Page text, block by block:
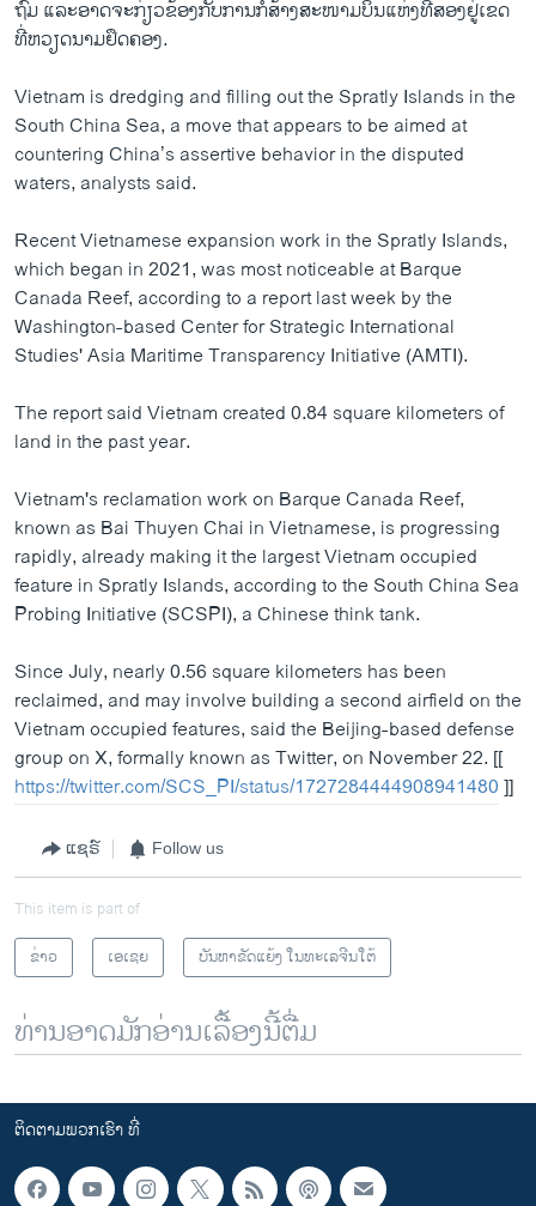
ຖົມ ​ແລະ​ອາດ​ຈະ​ກ່ຽວຂ້ອງ​ກັບ​ການ​ກໍ່ສ້າງ​ສະໜາມ​ບິນ​ແຫ່ງ​ທີ​ສອງ​ຢູ່​ເຂດ​
ທີ່​ຫວຽດນາມ​ຢຶດຄອງ.
Vietnam is dredging and filling out the Spratly Islands in the
South China Sea, a move that appears to be aimed at
countering China’s assertive behavior in the disputed
waters, analysts said.
Recent Vietnamese expansion work in the Spratly Islands,
which began in 2021, was most noticeable at Barque
Canada Reef, according to a report last week by the
Washington-based Center for Strategic International
Studies' Asia Maritime Transparency Initiative (AMTI).
The report said Vietnam created 0.84 square kilometers of
land in the past year.
Vietnam's reclamation work on Barque Canada Reef,
known as Bai Thuyen Chai in Vietnamese, is progressing
rapidly, already making it the largest Vietnam occupied
feature in Spratly Islands, according to the South China Sea
Probing Initiative (SCSPI), a Chinese think tank.
Since July, nearly 0.56 square kilometers has been
reclaimed, and may involve building a second airfield on the
Vietnam occupied features, said the Beijing-based defense
group on X, formally known as Twitter, on November 22. [[
https://twitter.com/SCS_PI/status/1727284444908941480]]
ແຊຣ໌ Follow us
This item is part of
ຂ່າວ
ເອເຊຍ ບັນຫາຂັດແຍ້ງ ໃນທະເລຈີນໃຕ້
ທ່ານອາດມັກອ່ານເລື້ອງນີ້ຕື່ມ
ຕິດຕາມພວກເຮົາ ທີ່